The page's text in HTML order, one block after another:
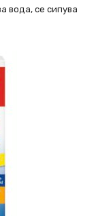
вода, се сипува